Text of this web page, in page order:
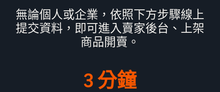
無論個人或企業，依照下方步驟線上
提交資料，即可進入賣家後台、上架
商品開賣。
3 分鐘